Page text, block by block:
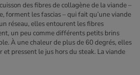
des fibres de collagène de la viande –
forment les fascias – qui fait qu’une viande
réseau, elles entourent les fibres
un peu comme différents petits brins
À une chaleur de plus de 60 degrés, elles
et pressent le jus hors du steak. La viande